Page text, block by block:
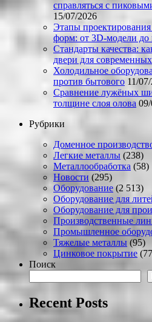
справляться с
15/07/2026
Этапы проектирования
форм: от 3D-модели до
Стандарты качества:
двери для
Холодильное
против бытового 11/
Сравнение лужёных
толщине слоя олова
Рубрики
Доменное
Легкие металлы (238)
Металлообработка (58)
Новости (295)
Оборудование (2 513)
Оборудование для
Оборудование для
Производственные
Промышленное
Тяжелые металлы (95)
Цинковое покрытие
Поиск
Recent Posts